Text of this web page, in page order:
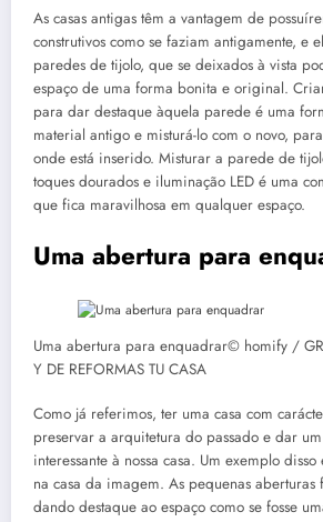
As casas antigas têm a vantagem de
construtivos como se faziam antigamente, e
paredes de tijolo, que se deixados à vista
espaço de uma forma bonita e original.
para dar destaque àquela parede é uma
material antigo e misturá-lo com o novo,
onde está inserido. Misturar a parede de
toques dourados e iluminação LED é uma
que fica maravilhosa em qualquer espaço.
Uma abertura para
Uma abertura para enquadrar© homify /
Y DE REFORMAS TU CASA
Como já referimos, ter uma casa com
preservar a arquitetura do passado e dar
interessante à nossa casa. Um exemplo
na casa da imagem. As pequenas
dando destaque ao espaço como se fosse